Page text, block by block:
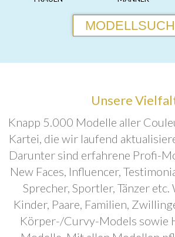
Unsere
Knapp 5.000 Modelle aller
Kartei, die wir laufend
Darunter sind erfahrene Profi-
New Faces, Influencer,
Sprecher, Sportler, Tänzer
Kinder, Paare, Familien,
Körper-/Curvy-Models sowie